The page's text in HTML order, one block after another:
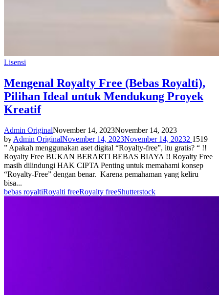
Lisensi
Mengenal Royalty Free (Bebas Royalti),
Pilihan Ideal untuk Mendukung Proyek
Kreatif
Admin OriginalNovember 14, 2023November 14, 2023
by Admin OriginalNovember 14, 2023November 14, 20232 1519
” Apakah menggunakan aset digital “Royalty-free”, itu gratis? “ !!
Royalty Free BUKAN BERARTI BEBAS BIAYA !! Royalty Free
masih dilindungi HAK CIPTA Penting untuk memahami konsep
“Royalty-Free” dengan benar. Karena pemahaman yang keliru
bisa...
bebas royaltiRoyalti freeRoyalty freeShutterstock